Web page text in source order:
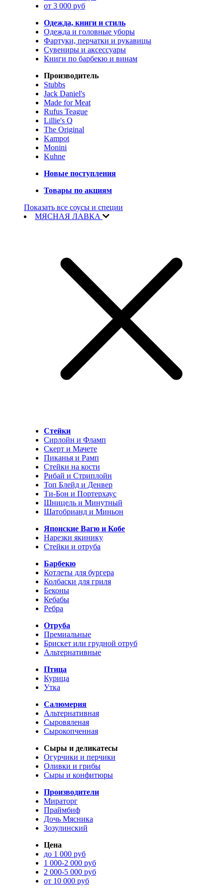
от 3 000 руб
Одежда, книги и стиль
Одежда и головные уборы
Фартуки, перчатки и рукавицы
Сувениры и аксессуары
Книги по барбекю и винам
Производитель
Stubbs
Jack Daniel's
Made for Meat
Rufus Teague
Lillie's Q
The Original
Kampot
Monini
Kuhne
Новые поступления
Товары по акциям
Показать все соусы и специи
МЯСНАЯ ЛАВКА
Стейки
Сирлойн и Фламп
Скерт и Мачете
Пиканья и Рамп
Стейки на кости
Рибай и Стриплойн
Топ Блейд и Денвер
Ти-Бон и Портерхаус
Шницель и Минутный
Шатобрианд и Миньон
Японские Вагю и Кобе
Нарезки якинику
Стейки и отруба
Барбекю
Котлеты для бургера
Колбаски для гриля
Беконы
Кебабы
Ребра
Отруба
Премиальные
Брискет или грудной отруб
Альтернативные
Птица
Курица
Утка
Салюмерия
Альтернативная
Сыровяленая
Сырокопченная
Сыры и деликатесы
Огурчики и перчики
Оливки и грибы
Сыры и конфитюры
Производители
Мираторг
Праймбиф
Дочь Мясника
Зозулинский
Цена
до 1 000 руб
1 000-2 000 руб
2 000-5 000 руб
от 10 000 руб